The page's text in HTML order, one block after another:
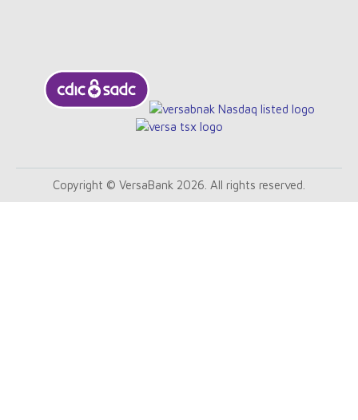
Copyright © VersaBank 2026. All rights reserved.